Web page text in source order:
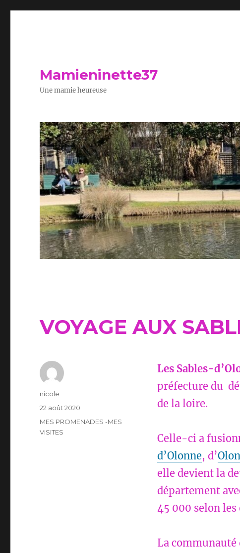
Mamieninette37
Une mamie heureuse
VOYAGE AUX
Les Sables-
préfecture du
de la loire.
Celle-ci a
d’Olonne, d’
elle devient la
département
45 000 selon
La communauté
Auteur
nicole
Publié
22 août 2020
Catégories
MES PROMENADES -MES
VISITES